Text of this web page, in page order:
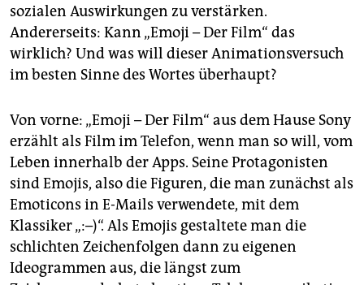
genossenschaft
epaper login
sozialen Auswirkungen zu verstärken.
Andererseits: Kann „Emoji – Der Film“ das
wirklich? Und was will dieser Animationsversuch
im besten Sinne des Wortes überhaupt?
Von vorne: „Emoji – Der Film“ aus dem Hause Sony
erzählt als Film im Telefon, wenn man so will, vom
Leben innerhalb der Apps. Seine Protagonisten
sind Emojis, also die Figuren, die man zunächst als
Emoticons in E-Mails verwendete, mit dem
Klassiker „:–)“. Als Emojis gestaltete man die
schlichten Zeichenfolgen dann zu eigenen
Ideogrammen aus, die längst zum